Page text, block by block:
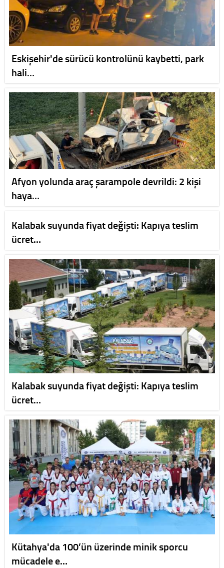
Eskişehir'de sürücü kontrolünü kaybetti, park
hali…
Afyon yolunda araç şarampole devrildi: 2 kişi
haya…
Kalabak suyunda fiyat değişti: Kapıya teslim
ücret…
Kalabak suyunda fiyat değişti: Kapıya teslim
ücret…
Kütahya'da 100’ün üzerinde minik sporcu
mücadele e…